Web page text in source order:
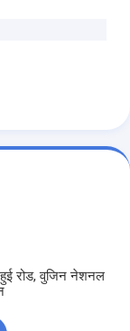
रोड, वुजिन नेशनल